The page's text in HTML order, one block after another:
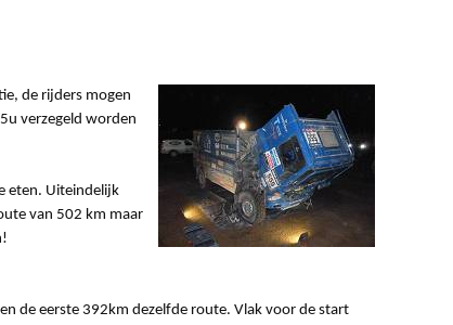
de rijders mogen
verzegeld worden
eten. Uiteindelijk
van 502 km maar
de eerste 392km dezelfde route. Vlak voor de start